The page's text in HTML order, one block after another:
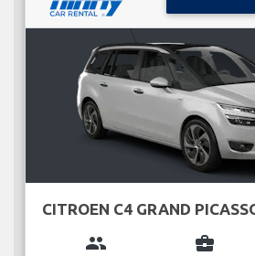
CITROEN C4 GRAND
group business_center